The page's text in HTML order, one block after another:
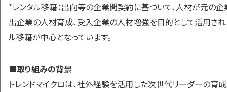
*レンタル移籍：出向等の企業間契約に基づいて、人材が元の
出企業の人材育成、受入企業の人材増強を目的として活用さ
ル移籍が中心となっています。
■取り組みの背景
トレンドマイクロは、社外経験を活用した次世代リーダーの育